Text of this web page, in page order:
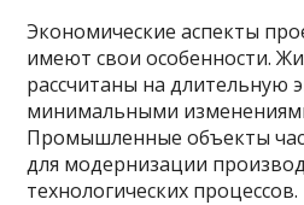
Экономические аспекты
имеют свои особенности.
рассчитаны на длительную
минимальными
Промышленные объекты
для модернизации
технологических процессов.